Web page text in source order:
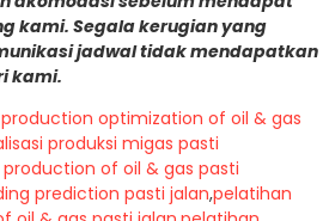
kami. Segala kerugian yang
jadwal tidak mendapatkan
kami.
optimization of oil & gas
produksi migas pasti
of oil & gas pasti
prediction pasti jalan,pelatihan